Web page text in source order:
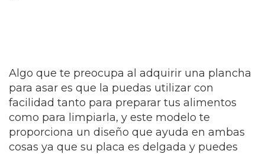
Algo que te preocupa al adquirir una plancha
para asar es que la puedas utilizar con
facilidad tanto para preparar tus alimentos
como para limpiarla, y este modelo te
proporciona un diseño que ayuda en ambas
cosas ya que su placa es delgada y puedes